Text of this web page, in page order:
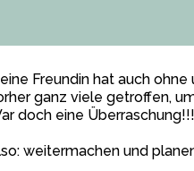
Freundin hat auch
ganz viele getroffen,
doch eine Überraschung!!!
weitermachen und